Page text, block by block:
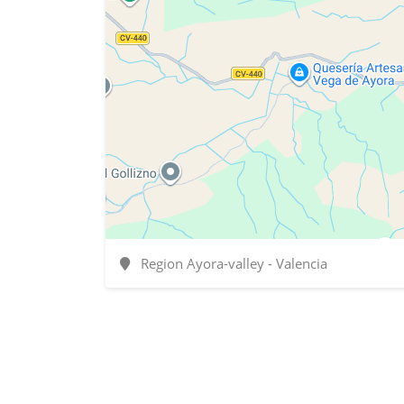
Region Ayora-valley - Valencia